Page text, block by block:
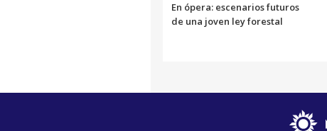
En ópera: escenarios futuros
de una joven ley forestal